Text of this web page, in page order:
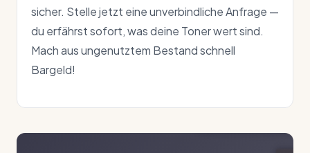
sicher. Stelle jetzt eine unverbindliche Anfrage —
du erfährst sofort, was deine Toner wert sind.
Mach aus ungenutztem Bestand schnell
Bargeld!